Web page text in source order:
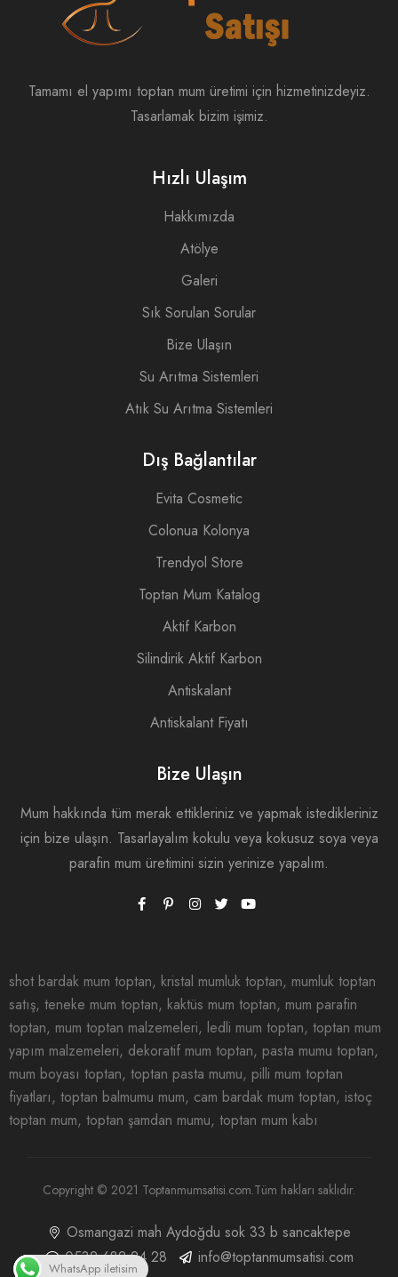
Tamamı el yapımı toptan mum üretimi için hizmetinizdeyiz.
Tasarlamak bizim işimiz.
Hızlı Ulaşım
Hakkımızda
Atölye
Galeri
Sık Sorulan Sorular
Bize Ulaşın
Su Arıtma Sistemleri
Atık Su Arıtma Sistemleri
Dış Bağlantılar
Evita Cosmetic
Colonua Kolonya
Trendyol Store
Toptan Mum Katalog
Aktif Karbon
Silindirik Aktif Karbon
Antiskalant
Antiskalant Fiyatı
Bize Ulaşın
Mum hakkında tüm merak ettikleriniz ve yapmak istedikleriniz
için bize ulaşın. Tasarlayalım kokulu veya kokusuz soya veya
parafin mum üretimini sizin yerinize yapalım.
shot bardak mum toptan, kristal mumluk toptan, mumluk toptan
satış, teneke mum toptan, kaktüs mum toptan, mum parafin
toptan, mum toptan malzemeleri, ledli mum toptan, toptan mum
yapım malzemeleri, dekoratif mum toptan, pasta mumu toptan,
mum boyası toptan, toptan pasta mumu, pilli mum toptan
fiyatları, toptan balmumu mum, cam bardak mum toptan, istoç
toptan mum, toptan şamdan mumu, toptan mum kabı
Copyright © 2021 Toptanmumsatisi.com.Tüm hakları saklıdır.
Osmangazi mah Aydoğdu sok 33 b sancaktepe
0532 682 24 28
info@toptanmumsatisi.com
WhatsApp iletisim